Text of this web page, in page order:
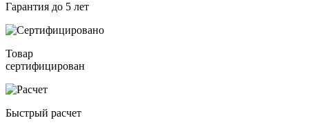
Гарантия до 5 лет
Товар
сертифицирован
Быстрый расчет